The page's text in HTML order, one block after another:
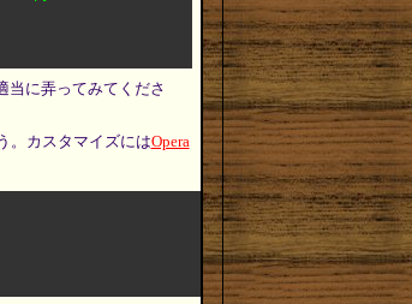
当に弄ってみてくださ
。カスタマイズにはOpera